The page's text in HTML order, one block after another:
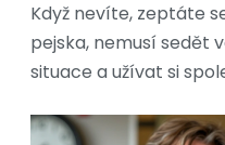
Když nevíte, zeptáte
pejska, nemusí sedět
situace a užívat si